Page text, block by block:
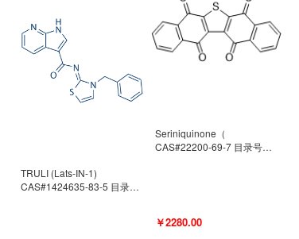
TRULI (Lats-IN-1)
CAS#1424635-83-5 目录号
Seriniquinone（
CAS#22200-69-7 目录号
￥2280.00